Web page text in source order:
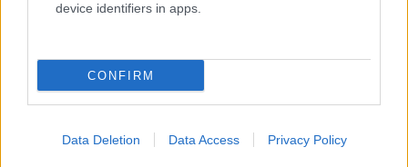
device identifiers in apps.
CONFIRM
Data Deletion Data Access Privacy Policy